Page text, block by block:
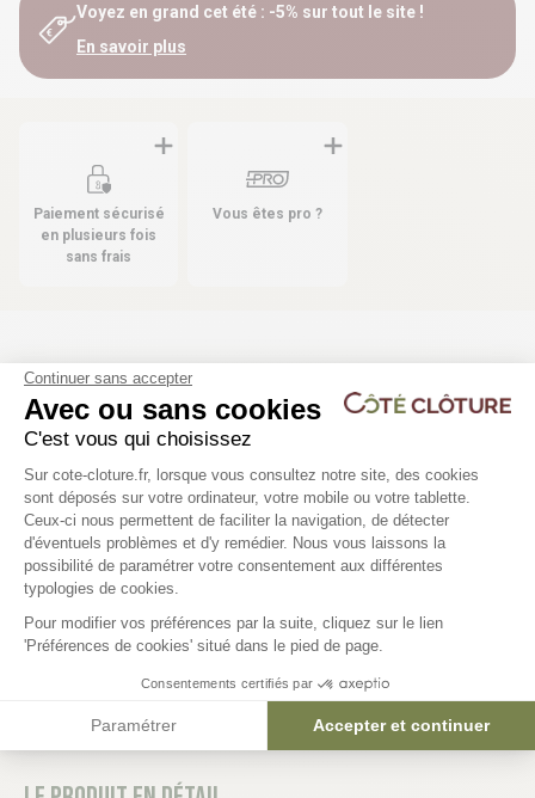
Voyez en grand cet été : -5% sur tout le site !
En savoir plus
Paiement sécurisé
en plusieurs fois
sans frais
Vous êtes pro ?
Les produits compatibles
11 déclinaisons
Clôture panneau rigide - PRO 4/5
23,53 €
15 déclinaisons
Poteau à encoches
rigide - WICLOS
21,36 €
Continuer sans accepter
Avec ou sans cookies
C'est vous qui choisissez
Plateforme de Gestion du
Sur cote-cloture.fr, lorsque vous consultez notre site, des cookies
sont déposés sur votre ordinateur, votre mobile ou votre tablette.
Ceux-ci nous permettent de faciliter la navigation, de détecter
d'éventuels problèmes et d'y remédier. Nous vous laissons la
possibilité de paramétrer votre consentement aux différentes
typologies de cookies.
Pour modifier vos préférences par la suite, cliquez sur le lien
'Préférences de cookies' situé dans le pied de page.
Consentements certifiés par
Paramétrer Accepter et continuer
Axeptio consent